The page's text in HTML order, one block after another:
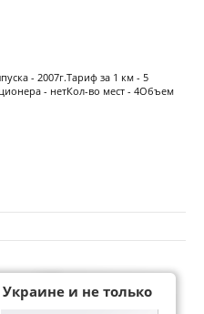
- 2007г.Тариф за 1 км - 5
- нетКол-во мест - 4Объем
и не только